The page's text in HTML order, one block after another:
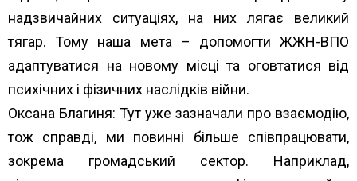
надзвичайних ситуаціях, на них лягає великий
тягар. Тому наша мета – допомогти ЖЖН-ВПО
адаптуватися на новому місці та оговтатися від
психічних і фізичних наслідків війни.
Оксана Благиня: Тут уже зазначали про взаємодію,
тож справді, ми повинні більше співпрацювати,
зокрема громадський сектор. Наприклад,